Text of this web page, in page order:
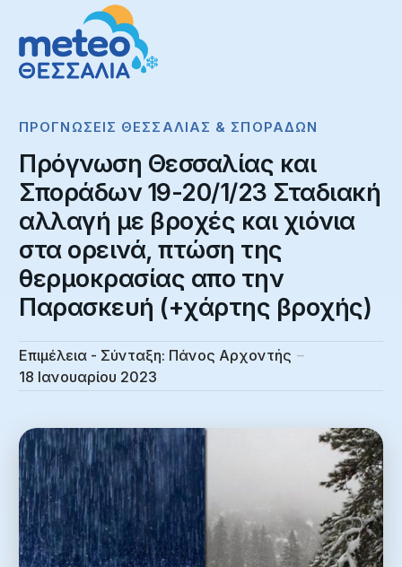
ΠΡΟΓΝΏΣΕΙΣ ΘΕΣΣΑΛΊΑΣ & ΣΠΟΡΆΔΩΝ
Πρόγνωση Θεσσαλίας και
Σποράδων 19-20/1/23 Σταδιακή
αλλαγή με βροχές και χιόνια
στα ορεινά, πτώση της
θερμοκρασίας απο την
Παρασκευή (+χάρτης βροχής)
Επιμέλεια - Σύνταξη: Πάνος Αρχοντής
18 Ιανουαρίου 2023